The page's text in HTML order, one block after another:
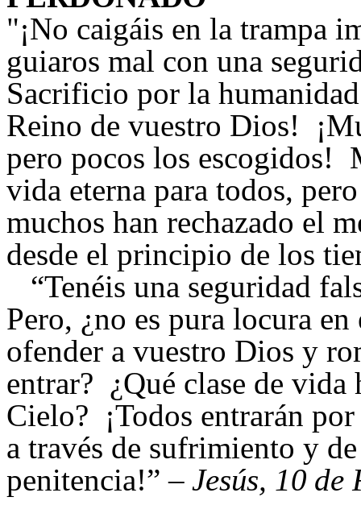
"¡No caigáis en la trampa
guiaros mal con una
Sacrificio por la
Reino de vuestro Dios!
pero pocos los escogidos!
vida eterna para todos,
muchos han rechazado el
desde el principio de los
“Tenéis una seguridad
Pero, ¿no es pura locura
ofender a vuestro Dios y
entrar? ¿Qué clase de
Cielo? ¡Todos entrarán
a través de sufrimiento y
penitencia!”– Jesús, 10 de